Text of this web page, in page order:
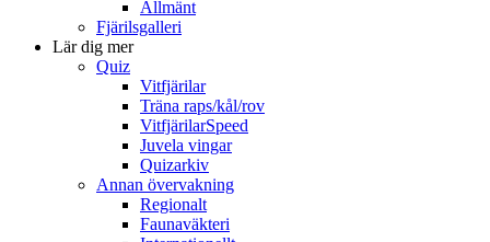
Allmänt
Fjärilsgalleri
Lär dig mer
Quiz
Vitfjärilar
Träna raps/kål/rov
VitfjärilarSpeed
Juvela vingar
Quizarkiv
Annan övervakning
Regionalt
Faunaväkteri